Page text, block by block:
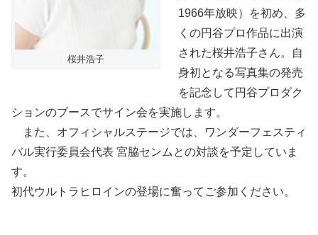
桜井浩子
1966年放映）を初め、多
くの円谷プロ作品に出演
された桜井浩子さん。自
身初となる写真集の発売
を記念して円谷プロダク
ションのブースでサイン会を実施します。
また、オフィシャルステージでは、ワンダーフェスティ
バル実行委員会代表 宮脇センムとの対談を予定していま
す。
初代ウルトラヒロインの登場に奮ってご参加ください。